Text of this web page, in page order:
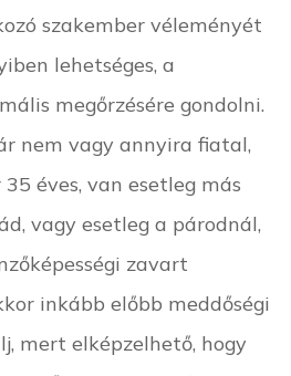
szakember véleményét
lehetséges, a
megőrzésére gondolni.
nem vagy annyira fiatal,
éves, van esetleg más
vagy esetleg a párodnál,
zavart
inkább előbb meddőségi
mert elképzelhető, hogy